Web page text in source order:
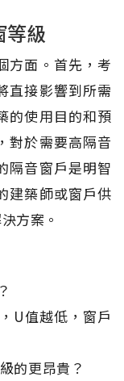
等級
方面。首先，考
直接影響到所需
的使用目的和預
對於需要高隔音
隔音窗戶是明智
建築師或窗戶供
方案。
U值越低，窗戶
的更昂貴？